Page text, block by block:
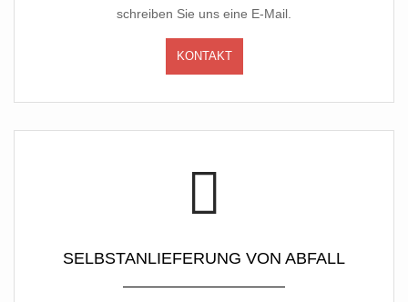
schreiben Sie uns eine E-Mail.
KONTAKT
SELBSTANLIEFERUNG VON ABFALL